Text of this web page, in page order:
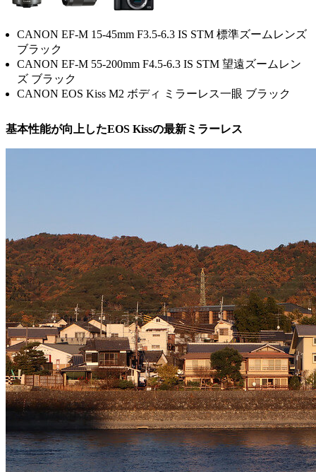
CANON EF-M 15-45mm F3.5-6.3 IS STM 標準ズームレンズ
ブラック
CANON EF-M 55-200mm F4.5-6.3 IS STM 望遠ズームレン
ズ ブラック
CANON EOS Kiss M2 ボディ ミラーレス一眼 ブラック
基本性能が向上したEOS Kissの最新ミラーレス